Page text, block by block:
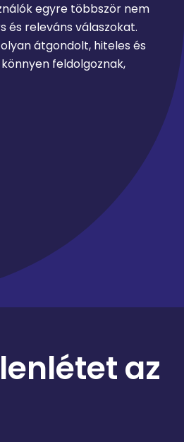
egyre többször nem
és releváns válaszokat.
átgondolt, hiteles és
feldolgoznak,
az